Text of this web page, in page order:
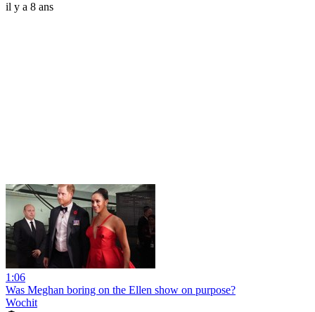
il y a 8 ans
1:06
Was Meghan boring on the Ellen show on purpose?
Wochit